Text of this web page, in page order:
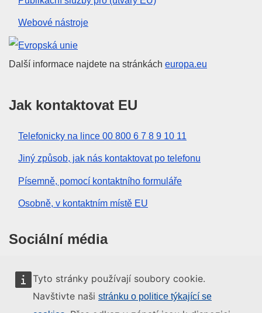
Tyto stránky používají soubory cookie.
Navštivte naši stránku o politice týkající se
Webové nástroje
Evropská unie
Další informace najdete na stránkách europa.eu
Jak kontaktovat EU
Telefonicky na lince 00 800 6 7 8 9 10 11
Jiný způsob, jak nás kontaktovat po telefonu
Písemně, pomocí kontaktního formuláře
Osobně, v kontaktním místě EU
Sociální média
Vyhledávání informačních kanálů EU v sociálních
médiích